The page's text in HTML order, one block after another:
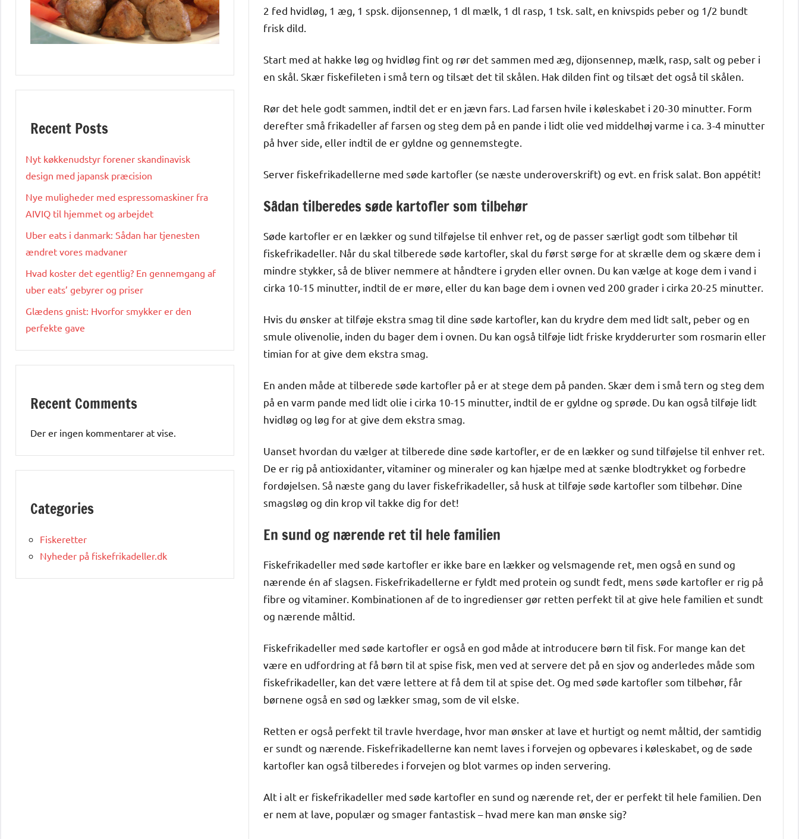
2 fed hvidløg, 1 æg, 1 spsk. dijonsennep, 1 dl mælk, 1 dl rasp, 1 tsk. salt, en knivspids peber og 1/2 bundt
frisk dild.
Start med at hakke løg og hvidløg fint og rør det sammen med æg, dijonsennep, mælk, rasp, salt og peber i
en skål. Skær fiskefileten i små tern og tilsæt det til skålen. Hak dilden fint og tilsæt det også til skålen.
Rør det hele godt sammen, indtil det er en jævn fars. Lad farsen hvile i køleskabet i 20-30 minutter. Form
derefter små frikadeller af farsen og steg dem på en pande i lidt olie ved middelhøj varme i ca. 3-4 minutter
på hver side, eller indtil de er gyldne og gennemstegte.
Server fiskefrikadellerne med søde kartofler (se næste underoverskrift) og evt. en frisk salat. Bon appétit!
Sådan tilberedes søde kartofler som tilbehør
Søde kartofler er en lækker og sund tilføjelse til enhver ret, og de passer særligt godt som tilbehør til
fiskefrikadeller. Når du skal tilberede søde kartofler, skal du først sørge for at skrælle dem og skære dem i
mindre stykker, så de bliver nemmere at håndtere i gryden eller ovnen. Du kan vælge at koge dem i vand i
cirka 10-15 minutter, indtil de er møre, eller du kan bage dem i ovnen ved 200 grader i cirka 20-25 minutter.
Hvis du ønsker at tilføje ekstra smag til dine søde kartofler, kan du krydre dem med lidt salt, peber og en
smule olivenolie, inden du bager dem i ovnen. Du kan også tilføje lidt friske krydderurter som rosmarin eller
timian for at give dem ekstra smag.
En anden måde at tilberede søde kartofler på er at stege dem på panden. Skær dem i små tern og steg dem
på en varm pande med lidt olie i cirka 10-15 minutter, indtil de er gyldne og sprøde. Du kan også tilføje lidt
hvidløg og løg for at give dem ekstra smag.
Uanset hvordan du vælger at tilberede dine søde kartofler, er de en lækker og sund tilføjelse til enhver ret.
De er rig på antioxidanter, vitaminer og mineraler og kan hjælpe med at sænke blodtrykket og forbedre
fordøjelsen. Så næste gang du laver fiskefrikadeller, så husk at tilføje søde kartofler som tilbehør. Dine
smagsløg og din krop vil takke dig for det!
En sund og nærende ret til hele familien
Fiskefrikadeller med søde kartofler er ikke bare en lækker og velsmagende ret, men også en sund og
nærende én af slagsen. Fiskefrikadellerne er fyldt med protein og sundt fedt, mens søde kartofler er rig på
fibre og vitaminer. Kombinationen af de to ingredienser gør retten perfekt til at give hele familien et sundt
og nærende måltid.
Fiskefrikadeller med søde kartofler er også en god måde at introducere børn til fisk. For mange kan det
være en udfordring at få børn til at spise fisk, men ved at servere det på en sjov og anderledes måde som
fiskefrikadeller, kan det være lettere at få dem til at spise det. Og med søde kartofler som tilbehør, får
børnene også en sød og lækker smag, som de vil elske.
Retten er også perfekt til travle hverdage, hvor man ønsker at lave et hurtigt og nemt måltid, der samtidig
er sundt og nærende. Fiskefrikadellerne kan nemt laves i forvejen og opbevares i køleskabet, og de søde
kartofler kan også tilberedes i forvejen og blot varmes op inden servering.
Alt i alt er fiskefrikadeller med søde kartofler en sund og nærende ret, der er perfekt til hele familien. Den
er nem at lave, populær og smager fantastisk – hvad mere kan man ønske sig?
Recent Posts
Nyt køkkenudstyr forener skandinavisk
design med japansk præcision
Nye muligheder med espressomaskiner fra
AIVIQ til hjemmet og arbejdet
Uber eats i danmark: Sådan har tjenesten
ændret vores madvaner
Hvad koster det egentlig? En gennemgang af
uber eats’ gebyrer og priser
Glædens gnist: Hvorfor smykker er den
perfekte gave
Recent Comments
Der er ingen kommentarer at vise.
Categories
Fiskeretter
Nyheder på fiskefrikadeller.dk